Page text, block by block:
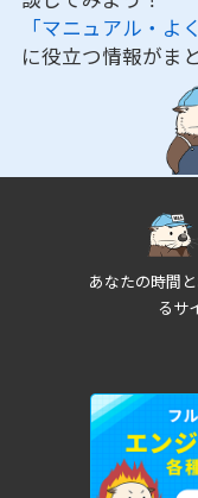
「マニュアル・よ
に役立つ情報がま
あなたの時間
るサ